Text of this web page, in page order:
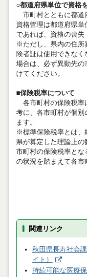
○都道府県単位で資格
市町村とともに都道
資格管理は都道府県
であれば、資格の喪失
※ただし、県内の住所
険者証は使用できな
場合は、必ず異動先
けてください。
■保険税率について
各市町村の保険税率
考に、各市町村が個別
ます。
※標準保険税率とは、
県が算定した理論上
市町村の保険税率とな
の状況を踏まえて各市
関連リンク
秋田県長寿社会
イト）
持続可能な医療